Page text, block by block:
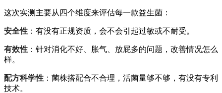
这次实测主要从四个维度来评估每一款益生菌：
安全性 ：有没有正规资质，会不会引起过敏或不耐受。
有效性 ：针对消化不好、胀气、放屁多的问题，改善情况怎么
样。
配方科学性 ：菌株搭配合不合理，活菌量够不够，有没有专利
技术。